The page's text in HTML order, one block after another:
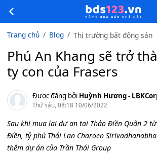
Trang chủ Blog Thị trường bất động sản
Phú An Khang sẽ trở
ty con của Frasers
Được đăng bởi Huỳnh Hương -
Thứ sáu, 08:18 10/06/2022
Sau khi mua lại dự an tại Thảo Điền Quận 2
Điền, tỷ phú Thái Lan Charoen
thêm dự án của Trần Thái Group